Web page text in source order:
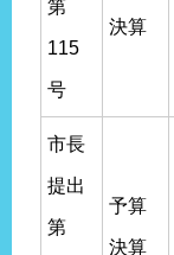
第
115
号
決算
市長
提出
第
予算
決算